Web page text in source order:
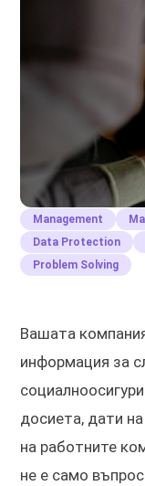
Management
Data Protection
Problem Solving
Вашата
информация за
досиета, дати
на работните
не е само